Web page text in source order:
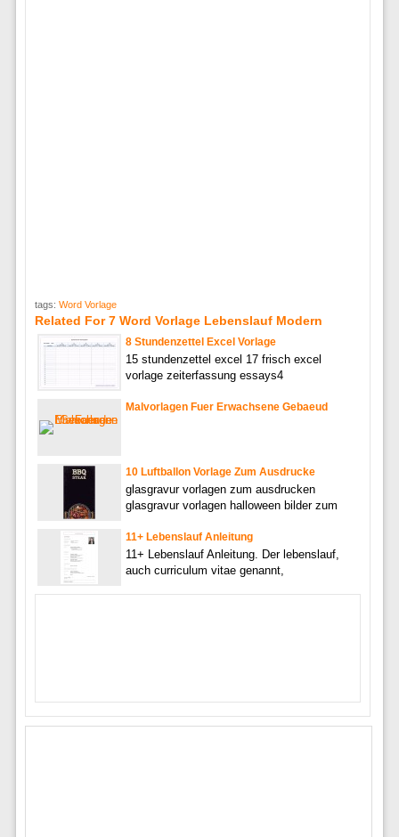
tags: Word Vorlage
Related For 7 Word Vorlage Lebenslauf Modern
8 Stundenzettel Excel Vorlage
15 stundenzettel excel 17 frisch excel
vorlage zeiterfassung essays4
Malvorlagen Fuer Erwachsene Gebaeud
10 Luftballon Vorlage Zum Ausdrucke
glasgravur vorlagen zum ausdrucken
glasgravur vorlagen halloween bilder zum
11+ Lebenslauf Anleitung
11+ Lebenslauf Anleitung. Der lebenslauf,
auch curriculum vitae genannt,